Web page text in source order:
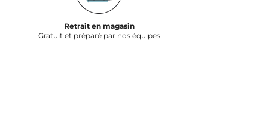
Retrait en magasin
Gratuit et préparé par nos équipes